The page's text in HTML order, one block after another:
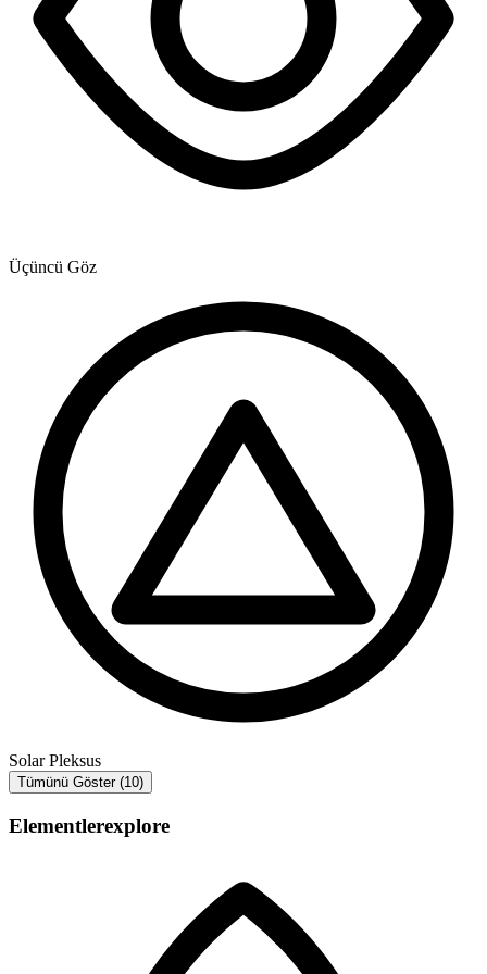
Üçüncü Göz
Solar Pleksus
Tümünü Göster (10)
Elementlerexplore